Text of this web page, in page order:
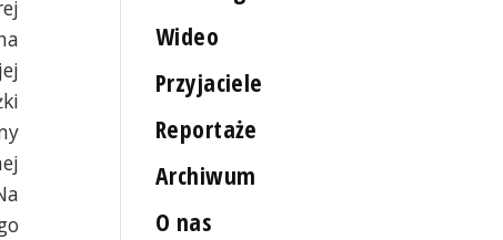
Wideo
Przyjaciele
Reportaże
Archiwum
O nas